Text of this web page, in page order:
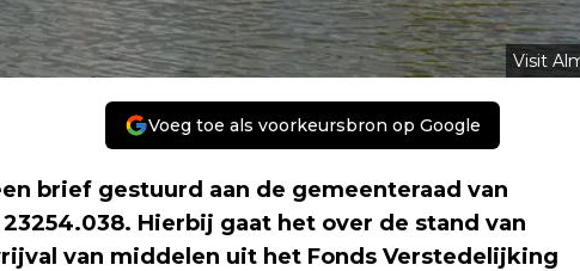
Visit
Voeg toe als voorkeursbron op Google
brief gestuurd aan de gemeenteraad van
Hierbij gaat het over de stand van
van middelen uit het Fonds Verstedelijking